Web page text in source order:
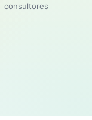
consultores